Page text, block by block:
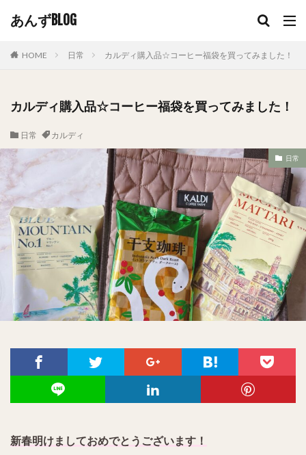
あんずBLOG
HOME 日常 カルディ購入品☆コーヒー福袋を買ってみました！
カルディ購入品☆コーヒー福袋を買ってみました！
日常 カルディ
日常
新春明けましておめでとうございます！